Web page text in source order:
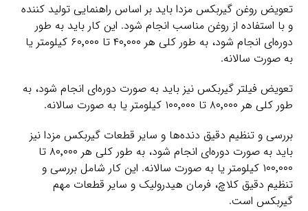
تعویض روغن گیربکس مزدا باید بر اساس راهنمایی تولید کننده
و با استفاده از روغن مناسب انجام شود. این کار باید به طور
دوره‌ای انجام شود، به طور کلی هر ۴۰٬۰۰۰ تا ۶۰٬۰۰۰ کیلومتر یا
به صورت سالانه.
تعویض فیلتر گیربکس نیز باید به صورت دوره‌ای انجام شود، به
طور کلی هر ۸۰٬۰۰۰ تا ۱۰۰٬۰۰۰ کیلومتر یا به صورت سالانه.
بررسی و تنظیم دقیق دنده‌ها و سایر قطعات گیربکس مزدا نیز
باید به صورت دوره‌ای انجام شود، به طور کلی هر ۸۰٬۰۰۰ تا
۱۰۰٬۰۰۰ کیلومتر یا به صورت سالانه. این کار شامل بررسی و
تنظیم دقیق کلاچ، فرمان هیدرولیک و سایر قطعات مهم
گیربکس است.